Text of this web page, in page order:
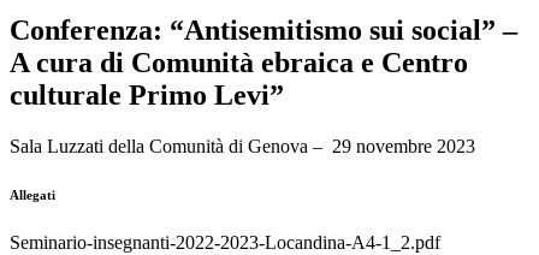
Conferenza: “Antisemitismo sui social” –
A cura di Comunità ebraica e Centro
culturale Primo Levi”
Sala Luzzati della Comunità di Genova – 29 novembre 2023
Allegati
Seminario-insegnanti-2022-2023-Locandina-A4-1_2.pdf